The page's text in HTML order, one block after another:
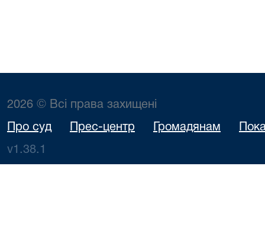
2026 © Всі права захищені
Про суд Прес-центр Громадянам
v1.38.1